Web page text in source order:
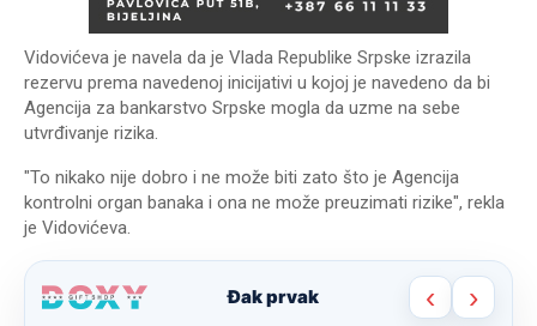
Vidovićeva je navela da je Vlada Republike Srpske izrazila
rezervu prema navedenoj inicijativi u kojoj je navedeno da bi
Agencija za bankarstvo Srpske mogla da uzme na sebe
utvrđivanje rizika.
"To nikako nije dobro i ne može biti zato što je Agencija
kontrolni organ banaka i ona ne može preuzimati rizike", rekla
je Vidovićeva.